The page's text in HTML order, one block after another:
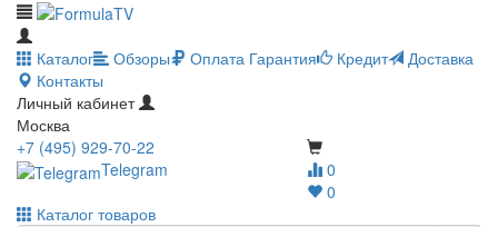
Каталог Обзоры Оплата Гарантия Кредит
Доставка
Контакты
Личный кабинет
Москва
0
0
+7 (495) 929-70-22
Telegram
Каталог товаров